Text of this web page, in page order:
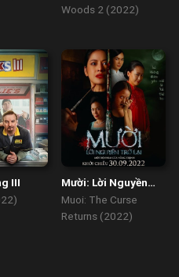
Woods 2 (2022)
III
Mười: Lời Nguyền
Trở Lại
Muoi: The Curse
Returns (2022)